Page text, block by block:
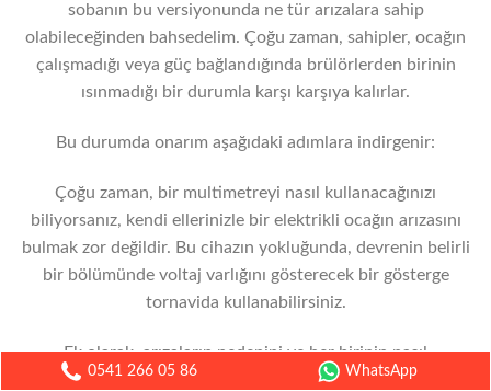
sobanın bu versiyonunda ne tür arızalara sahip
olabileceğinden bahsedelim. Çoğu zaman, sahipler, ocağın
çalışmadığı veya güç bağlandığında brülörlerden birinin
ısınmadığı bir durumla karşı karşıya kalırlar.
Bu durumda onarım aşağıdaki adımlara indirgenir:
Çoğu zaman, bir multimetreyi nasıl kullanacağınızı
biliyorsanız, kendi ellerinizle bir elektrikli ocağın arızasını
bulmak zor değildir. Bu cihazın yokluğunda, devrenin belirli
bir bölümünde voltaj varlığını gösterecek bir gösterge
tornavida kullanabilirsiniz.
Ek olarak, arızaların nedenini ve her birinin nasıl
onarılacağını bilmeniz için ocağın neden çalışmayı
0541 266 05 86 WhatsApp